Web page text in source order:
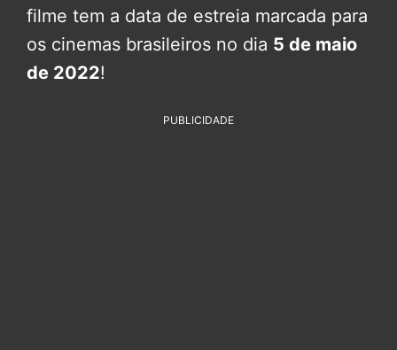
filme tem a data de estreia marcada para
os cinemas brasileiros no dia 5 de maio
de 2022!
PUBLICIDADE